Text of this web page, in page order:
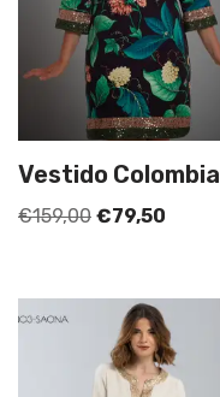
Vestido Colombia
€159,00 €79,50